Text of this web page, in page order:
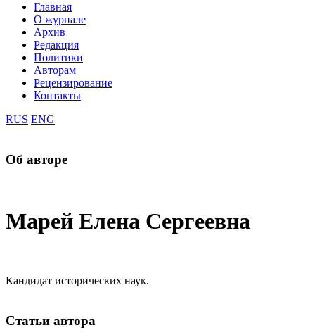
Главная
О журнале
Архив
Редакция
Политики
Авторам
Рецензирование
Контакты
RUS ENG
Об авторе
Марей Елена Сергеевна
Кандидат исторических наук.
Статьи автора